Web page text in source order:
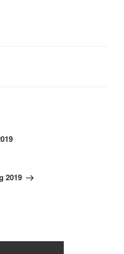
2019